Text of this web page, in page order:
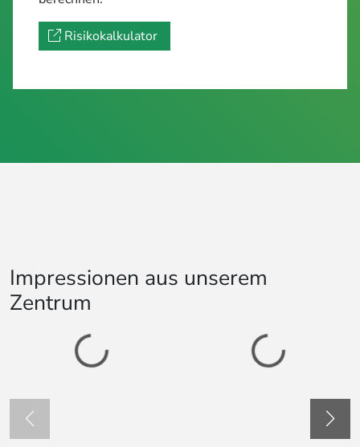
Risikokalkulator
Impressionen aus unserem
Zentrum